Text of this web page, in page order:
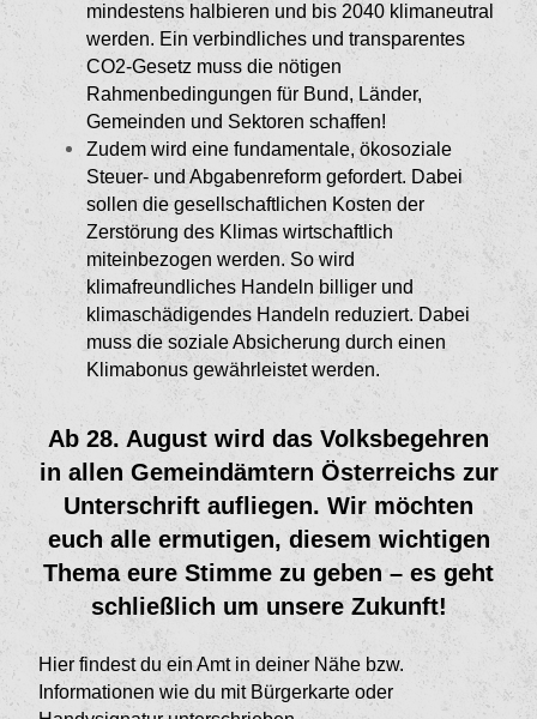
mindestens halbieren und bis 2040 klimaneutral
werden. Ein verbindliches und transparentes
CO2-Gesetz muss die nötigen
Rahmenbedingungen für Bund, Länder,
Gemeinden und Sektoren schaffen!
Zudem wird eine fundamentale, ökosoziale
Steuer- und Abgabenreform gefordert. Dabei
sollen die gesellschaftlichen Kosten der
Zerstörung des Klimas wirtschaftlich
miteinbezogen werden. So wird
klimafreundliches Handeln billiger und
klimaschädigendes Handeln reduziert. Dabei
muss die soziale Absicherung durch einen
Klimabonus gewährleistet werden.
Ab 28. August wird das Volksbegehren
in allen Gemeindämtern Österreichs zur
Unterschrift aufliegen. Wir möchten
euch alle ermutigen, diesem wichtigen
Thema eure Stimme zu geben – es geht
schließlich um unsere Zukunft!
Hier findest du ein Amt in deiner Nähe bzw.
Informationen wie du mit Bürgerkarte oder